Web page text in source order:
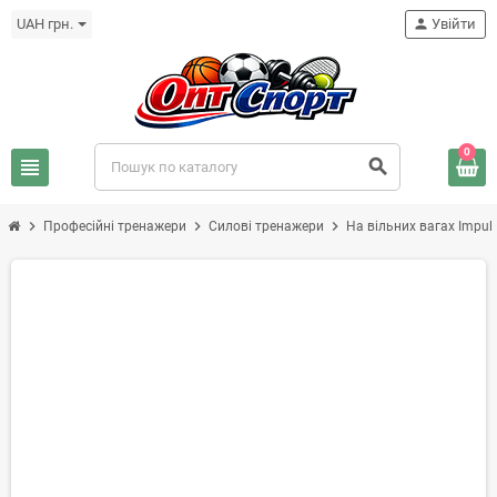
UAH грн.
view_headline search
person Увійти
0
chevron_right Професійні тренажери chevron_right Силові тренажери chevron_right На вільних вагах